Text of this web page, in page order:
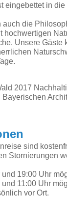
eingebettet in
die
hochwertigen
Unsere
2017
sind
Stornierungen
19:00 Uhr
11:00 Uhr
vor Ort.